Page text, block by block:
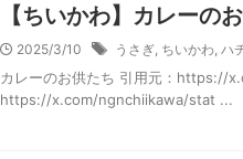
【ちいかわ】カレーの
2025/3/10 うさぎ, ちいかわ, ハ
カレーのお供たち 引用元：https://
https://x.com/ngnchiikawa/stat ...